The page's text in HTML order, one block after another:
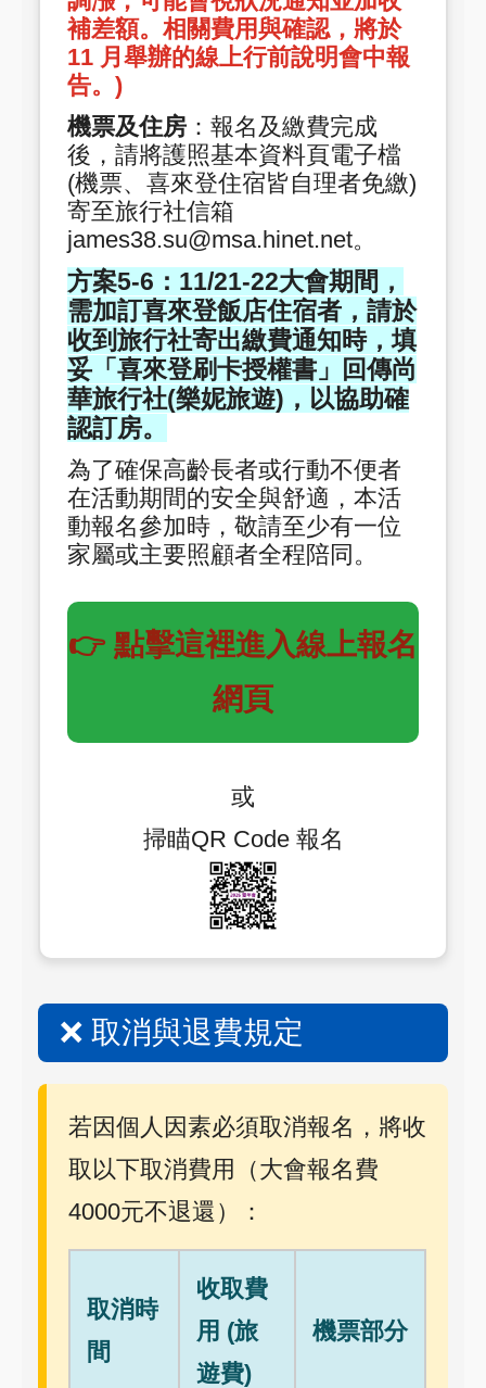
補差額。相關費用與確認，將於
11 月舉辦的線上行前說明會中報
告。)
機票及住房 ：報名及繳費完成
後，請將護照基本資料頁電子檔
(機票、喜來登住宿皆自理者免繳)
寄至旅行社信箱
james38.su@msa.hinet.net。
方案5-6：11/21-22大會期間，
需加訂喜來登飯店住宿者，請於
收到旅行社寄出繳費通知時，填
妥「喜來登刷卡授權書」回傳尚
華旅行社(樂妮旅遊)，以協助確
認訂房。
為了確保高齡長者或行動不便者
在活動期間的安全與舒適，本活
動報名參加時，敬請至少有一位
家屬或主要照顧者全程陪同。
👉 點擊這裡進入線上報名
網頁
或
掃瞄QR Code 報名
❌ 取消與退費規定
若因個人因素必須取消報名，將收
取以下取消費用（大會報名費
4000元不退還）：
取消時
間
收取費
用 (旅
遊費)
機票部分